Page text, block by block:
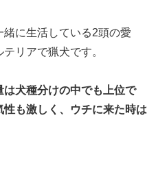
に生活している2頭の愛
リアで猟犬です。
犬種分けの中でも上位で
も激しく、ウチに来た時は